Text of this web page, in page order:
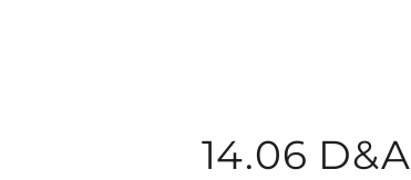
14.06 D&A